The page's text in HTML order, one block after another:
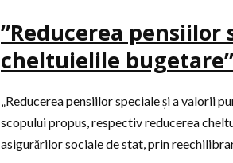
”Reducerea pensiilor
cheltuielile bugetare”
„Reducerea pensiilor speciale și a valorii
scopului propus, respectiv reducerea
asigurărilor sociale de stat, prin